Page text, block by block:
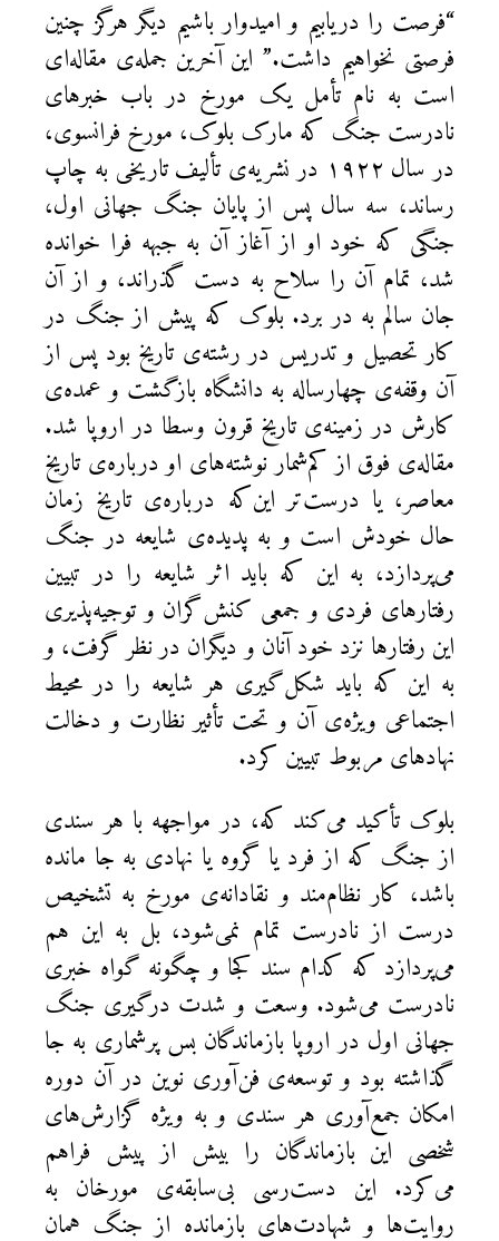
“فرصت را دریابیم و امیدوار باشیم دیگر هرگز چنین
فرصتی نخواهیم داشت.” این آخرین جمله‌ی مقاله‌ای
است به نام تأمل یک مورخ در باب خبرهای
نادرست جنگ که مارک بلوک، مورخ فرانسوی،
در سال ۱۹۲۲ در نشریه‌ی تألیف تاریخی به چاپ
رساند، سه سال پس از پایان جنگ جهانی اول،
جنگی که خود او از آغاز آن به جبهه فرا خوانده
شد، تمام آن را سلاح به دست گذراند، و از آن
جان سالم به در برد. بلوک که پیش از جنگ در
کار تحصیل و تدریس در رشته‌ی تاریخ بود پس از
آن وقفه‌ی چهارساله به دانشگاه بازگشت و عمده‌ی
کارش در زمینه‌ی تاریخ قرون وسطا در اروپا شد.
مقاله‌ی فوق از کم‌شمار نوشته‌های او درباره‌ی‌ تاریخ
معاصر، یا درست‌تر این‌که درباره‌ی تاریخ زمان
حال خودش است و به پدیده‌ی شایعه در جنگ
می‌پردازد، به این که باید اثر شایعه را در تبیین
رفتارهای فردی و جمعی کنش‌گران و توجیه‌پذیری
این رفتارها نزد خود آنان و دیگران در نظر گرفت‌، و
به این که باید شکل‌گیری هر شایعه را در محیط
اجتماعی ویژه‌ی آن و تحت تأثیر نظارت و دخالت
نهادهای مربوط تبیین کرد.
بلوک تأکید می‌کند که، در مواجهه با هر سندی
از جنگ که از فرد یا گروه یا نهادی به جا مانده
باشد، کار نظام‌مند و نقادانه‌ی مورخ به تشخیص
درست از نادرست تمام نمی‌شود، بل به این هم
می‌پردازد که کدام سند کجا و چگونه گواه خبری
نادرست می‌شود. وسعت و شدت درگیری جنگ
جهانی اول در اروپا بازماندگان بس پرشماری به جا
گذاشته بود و توسعه‌ی فن‌آوری نوین در آن دوره
امکان جمع‌آوری هر سندی و به ویژه گزارش‌های
شخصی این بازماندگان را بیش از پیش فراهم
می‌کرد. این دست‌رسی بی‌سابقه‌ی مورخان به
روایت‌ها و شهادت‌های بازمانده از جنگ همان